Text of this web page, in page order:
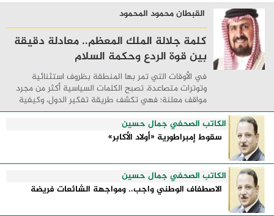
القبطان محمود المحمود
كلمة جلالة الملك المعظم.. معادلة دقيقة
بين قوة الردع وحكمة السلام
في الأوقات التي تمر بها المنطقة بظروف استثنائية
وتوترات متصاعدة، تصبح الكلمات السياسية أكثر من مجرد
مواقف معلنة؛ فهي تكشف طريقة تفكير الدول، وكيفية
إدارتها للأزمات، والحدود التي تفصل بين القوة ...
الكاتب الصحفي جمال حسين
سقوط إمبراطورية «أولاد الأكابر»
الكاتب الصحفي جمال حسين
الاصطفاف الوطني واجب.. ومواجهة الشائعات فريضة